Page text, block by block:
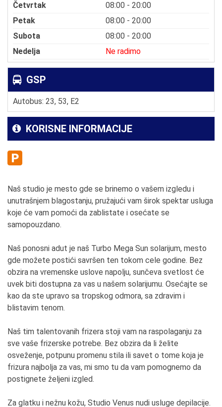
Četvrtak
08:00 - 20:00
Petak
08:00 - 20:00
Subota
08:00 - 20:00
Nedelja
Ne radimo
GSP
Autobus: 23, 53, E2
KORISNE INFORMACIJE
Naš studio je mesto gde se brinemo o vašem izgledu i
unutrašnjem blagostanju, pružajući vam širok spektar usluga
koje će vam pomoći da zablistate i osećate se
samopouzdano.
Naš ponosni adut je naš Turbo Mega Sun solarijum, mesto
gde možete postići savršen ten tokom cele godine. Bez
obzira na vremenske uslove napolju, sunčeva svetlost će
uvek biti dostupna za vas u našem solarijumu. Osećajte se
kao da ste upravo sa tropskog odmora, sa zdravim i
blistavim tenom.
Naš tim talentovanih frizera stoji vam na raspolaganju za
sve vaše frizerske potrebe. Bez obzira da li želite
osveženje, potpunu promenu stila ili savet o tome koja je
frizura najbolja za vas, mi smo tu da vam pomognemo da
postignete željeni izgled.
Za glatku i nežnu kožu, Studio Venus nudi usluge depilacije.